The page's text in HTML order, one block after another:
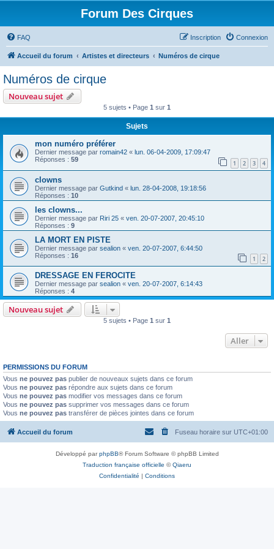
Forum Des Cirques
FAQ Connexion
Inscription
Accueil du forum Artistes et directeurs Numéros de cirque
Numéros de cirque
Nouveau sujet
5 sujets • Page 1 sur 1
Sujets
mon numéro préférer
Dernier message par romain42 « lun. 06-04-2009, 17:09:47
Réponses : 59 1 2 3 4
clowns
Dernier message par Gutkind « lun. 28-04-2008, 19:18:56
Réponses : 10
les clowns...
Dernier message par Riri 25 « ven. 20-07-2007, 20:45:10
Réponses : 9
LA MORT EN PISTE
Dernier message par sealion « ven. 20-07-2007, 6:44:50
Réponses : 16 1 2
DRESSAGE EN FEROCITE
Dernier message par sealion « ven. 20-07-2007, 6:14:43
Réponses : 4
Nouveau sujet
5 sujets • Page 1 sur 1
Aller
PERMISSIONS DU FORUM
Vous ne pouvez pas publier de nouveaux sujets dans ce forum
Vous ne pouvez pas répondre aux sujets dans ce forum
Vous ne pouvez pas modifier vos messages dans ce forum
Vous ne pouvez pas supprimer vos messages dans ce forum
Vous ne pouvez pas transférer de pièces jointes dans ce forum
Accueil du forum Fuseau horaire sur UTC+01:00
Développé parphpBB® Forum Software © phpBB Limited
Traduction française officielle ©Qiaeru
Confidentialité | Conditions